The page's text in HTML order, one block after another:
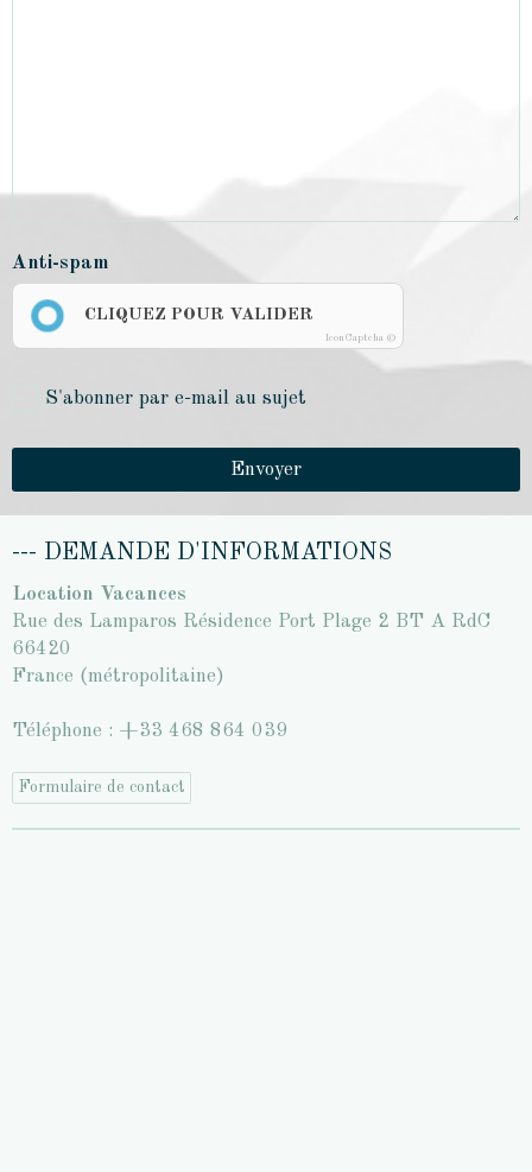
Anti-spam
CLIQUEZ POUR VALIDER
IconCaptcha ©
S'abonner par e-mail au sujet
Envoyer
--- DEMANDE D'INFORMATIONS
Location Vacances
Rue des Lamparos Résidence Port Plage 2 BT A RdC
66420
France (métropolitaine)
Téléphone : +33 468 864 039
Formulaire de contact